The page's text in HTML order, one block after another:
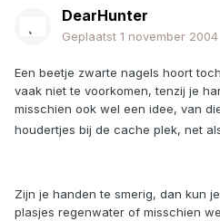
DearHunter
Geplaatst 1 november 2004
Een beetje zwarte nagels hoort
vaak niet te voorkomen, tenzij je
misschien ook wel een idee, van
houdertjes bij de cache plek, net
Zijn je handen te smerig, dan kun
plasjes regenwater of misschien